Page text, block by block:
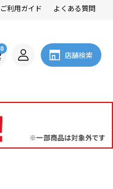
ご利用ガイド よくある質問
0
店舗検索